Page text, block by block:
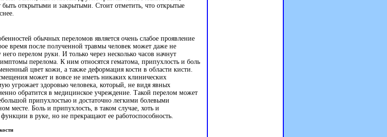
быть открытыми и закрытыми. Стоит отметить, что открытые
обычных переломов является очень слабое проявление
время после полученной травмы человек может даже не
него перелом руки. И только через несколько часов начнут
перелома. К ним относятся гематома, припухлость и боль
цвет кожи, а также деформация кости в области кисти.
может и вовсе не иметь никаких клинических
угрожает здоровью человека, который, не видя явных
обратится в медицинское учреждение. Такой перелом может
припухлостью и достаточно легкими болевыми
месте. Боль и припухлость, в таком случае, хоть и
в руке, но не прекращают ее работоспособность.